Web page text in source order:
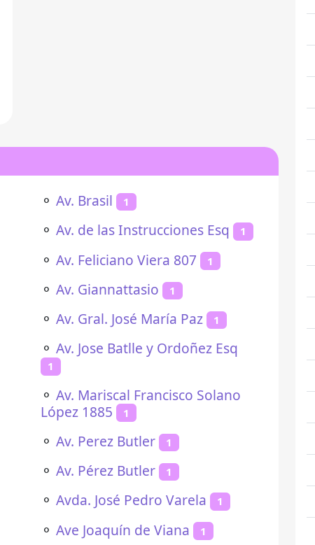
⚬ Av. Brasil 1
⚬ Av. de las Instrucciones Esq 1
⚬ Av. Feliciano Viera 807 1
⚬ Av. Giannattasio 1
⚬ Av. Gral. José María Paz 1
⚬ Av. Jose Batlle y Ordoñez Esq
1
⚬ Av. Mariscal Francisco Solano
López 1885
1
⚬ Av. Perez Butler 1
⚬ Av. Pérez Butler 1
⚬ Avda. José Pedro Varela 1
⚬ Ave Joaquín de Viana 1